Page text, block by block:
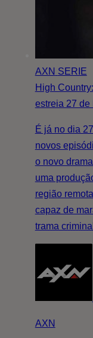
AXN SERIE
High
estreia 27 de
É já no dia
novos
o novo
uma
região
capaz de
trama
AXN